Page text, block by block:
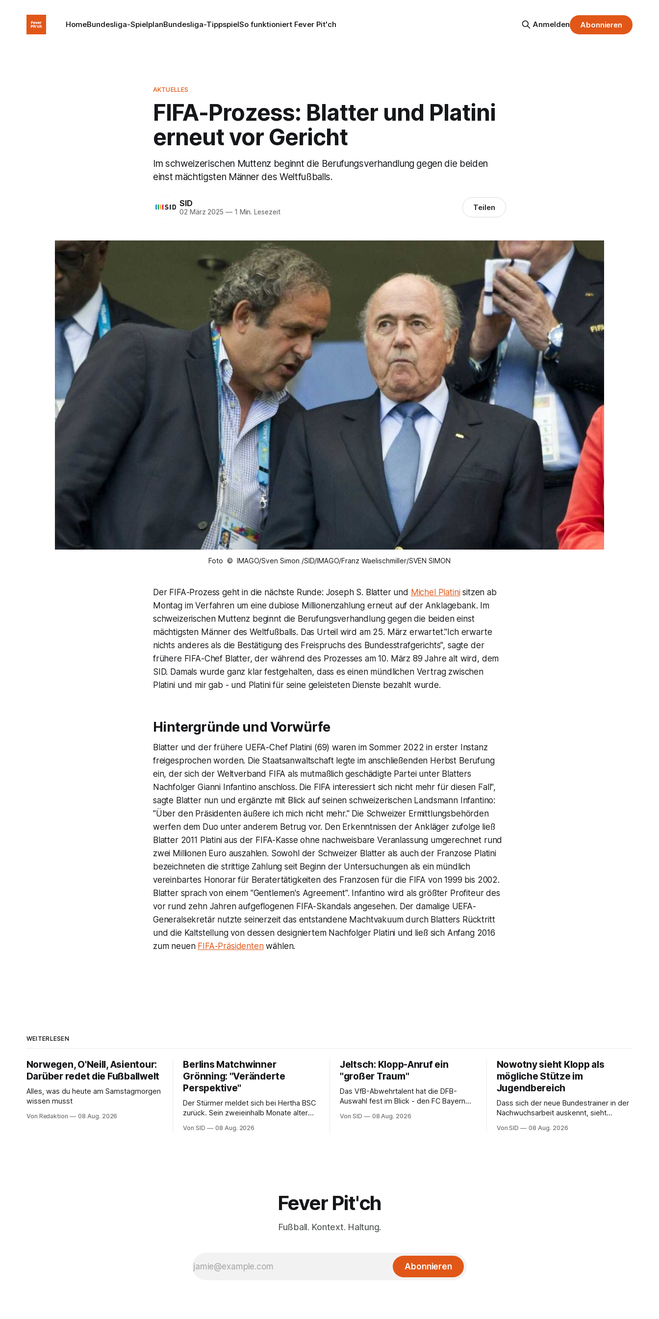
HomeBundesliga-SpielplanBundesliga-TippspielSo funktioniert Fever Pit'ch Anmelden Abonnieren
AKTUELLES
FIFA-Prozess: Blatter und Platini
erneut vor Gericht
Im schweizerischen Muttenz beginnt die Berufungsverhandlung gegen die beiden
einst mächtigsten Männer des Weltfußballs.
SID
02 März 2025 —1 Min. Lesezeit Teilen
Foto © IMAGO/Sven Simon /SID/IMAGO/Franz Waelischmiller/SVEN SIMON
Der FIFA-Prozess geht in die nächste Runde: Joseph S. Blatter und Michel Platinisitzen ab
Montag im Verfahren um eine dubiose Millionenzahlung erneut auf der Anklagebank. Im
schweizerischen Muttenz beginnt die Berufungsverhandlung gegen die beiden einst
mächtigsten Männer des Weltfußballs. Das Urteil wird am 25. März erwartet."Ich erwarte
nichts anderes als die Bestätigung des Freispruchs des Bundesstrafgerichts", sagte der
frühere FIFA-Chef Blatter, der während des Prozesses am 10. März 89 Jahre alt wird, dem
SID. Damals wurde ganz klar festgehalten, dass es einen mündlichen Vertrag zwischen
Platini und mir gab - und Platini für seine geleisteten Dienste bezahlt wurde.
Hintergründe und Vorwürfe
Blatter und der frühere UEFA-Chef Platini (69) waren im Sommer 2022 in erster Instanz
freigesprochen worden. Die Staatsanwaltschaft legte im anschließenden Herbst Berufung
ein, der sich der Weltverband FIFA als mutmaßlich geschädigte Partei unter Blatters
Nachfolger Gianni Infantino anschloss. Die FIFA interessiert sich nicht mehr für diesen Fall",
sagte Blatter nun und ergänzte mit Blick auf seinen schweizerischen Landsmann Infantino:
"Über den Präsidenten äußere ich mich nicht mehr." Die Schweizer Ermittlungsbehörden
werfen dem Duo unter anderem Betrug vor. Den Erkenntnissen der Ankläger zufolge ließ
Blatter 2011 Platini aus der FIFA-Kasse ohne nachweisbare Veranlassung umgerechnet rund
zwei Millionen Euro auszahlen. Sowohl der Schweizer Blatter als auch der Franzose Platini
bezeichneten die strittige Zahlung seit Beginn der Untersuchungen als ein mündlich
vereinbartes Honorar für Beratertätigkeiten des Franzosen für die FIFA von 1999 bis 2002.
Blatter sprach von einem "Gentlemen's Agreement". Infantino wird als größter Profiteur des
vor rund zehn Jahren aufgeflogenen FIFA-Skandals angesehen. Der damalige UEFA-
Generalsekretär nutzte seinerzeit das entstandene Machtvakuum durch Blatters Rücktritt
und die Kaltstellung von dessen designiertem Nachfolger Platini und ließ sich Anfang 2016
zum neuen FIFA-Präsidentenwählen.
WEITERLESEN
Norwegen, O'Neill, Asientour:
Darüber redet die Fußballwelt
Alles, was du heute am Samstagmorgen
wissen musst
Von Redaktion 08 Aug. 2026
Berlins Matchwinner
Grönning: "Veränderte
Perspektive"
Der Stürmer meldet sich bei Hertha BSC
zurück. Sein zweieinhalb Monate alter
Von SID 08 Aug. 2026
Jeltsch: Klopp-Anruf ein
"großer Traum"
Das VfB-Abwehrtalent hat die DFB-
Auswahl fest im Blick - den FC Bayern
Von SID 08 Aug. 2026
Nowotny sieht Klopp als
mögliche Stütze im
Jugendbereich
Dass sich der neue Bundestrainer in der
Nachwuchsarbeit auskennt, sieht
Hoffnung auch ein.
Von SID 08 Aug. 2026
Fever Pit'ch
Fußball. Kontext. Haltung.
Abonnieren